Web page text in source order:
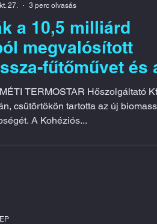
a 10,5 milliárd
megvalósított
fűtőművet és
távhőhálózatot
Hőszolgáltató Kft. 2023.
tartotta az új biomassza-fűtőmű
A Kohéziós...
27.
3 perc olvasás